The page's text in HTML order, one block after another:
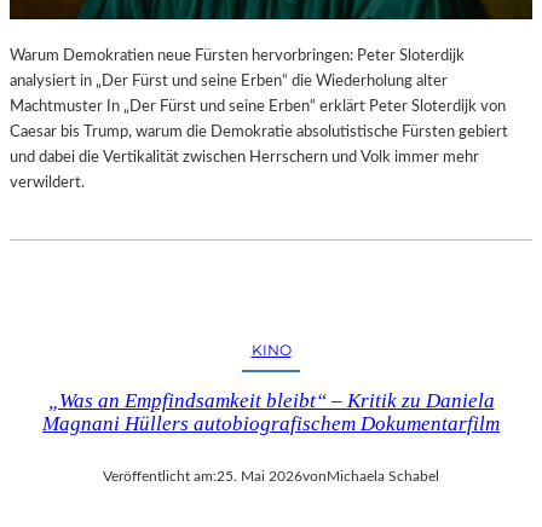
Warum Demokratien neue Fürsten hervorbringen: Peter Sloterdijk
analysiert in „Der Fürst und seine Erben“ die Wiederholung alter
Machtmuster In „Der Fürst und seine Erben“ erklärt Peter Sloterdijk von
Caesar bis Trump, warum die Demokratie absolutistische Fürsten gebiert
und dabei die Vertikalität zwischen Herrschern und Volk immer mehr
verwildert.
KINO
„Was an Empfindsamkeit bleibt“ – Kritik zu Daniela
Magnani Hüllers autobiografischem Dokumentarfilm
Veröffentlicht am:25. Mai 2026von Michaela Schabel